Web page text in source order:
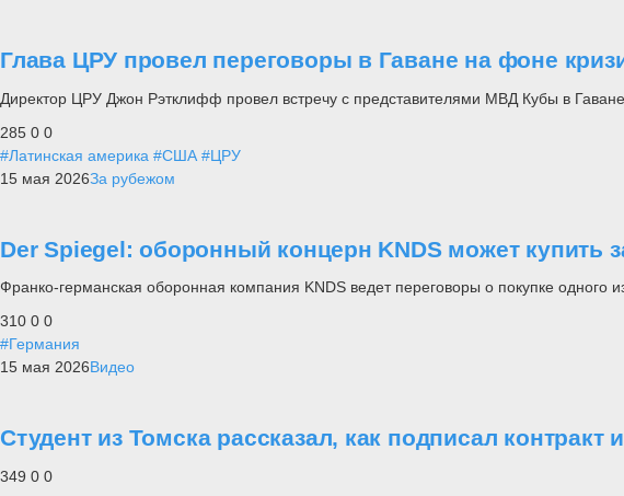
Глава ЦРУ провел переговоры в Гаване на фоне
Директор ЦРУ Джон Рэтклифф провел встречу с представителями МВД Кубы в
285 0 0
#Латинская америка #США #ЦРУ
15 мая 2026За рубежом
Der Spiegel: оборонный концерн KNDS может купить
Франко-германская оборонная компания KNDS ведет переговоры о покупке одного
310 0 0
#Германия
15 мая 2026Видео
Студент из Томска рассказал, как подписал контракт
349 0 0